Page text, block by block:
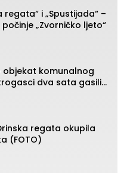
regata“ i „Spustijada“ –
„Zvorničko ljeto“
objekat komunalnog
dva sata gasili
regata okupila
(FOTO)